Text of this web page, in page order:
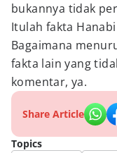
bukannya tidak
Itulah fakta
Bagaimana
fakta lain yang
komentar, ya.
Share Article
Topics